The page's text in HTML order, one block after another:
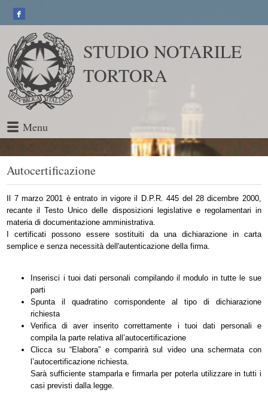
STUDIO NOTARILE
TORTORA
Menu
Autocertificazione
Il 7 marzo 2001 è entrato in vigore il D.P.R. 445 del 28 dicembre 2000,
recante il Testo Unico delle disposizioni legislative e regolamentari in
materia di documentazione amministrativa.
I certificati possono essere sostituiti da una dichiarazione in carta
semplice e senza necessità dell'autenticazione della firma.
Inserisci i tuoi dati personali compilando il modulo in tutte le sue
parti
Spunta il quadratino corrispondente al tipo di dichiarazione
richiesta
Verifica di aver inserito correttamente i tuoi dati personali e
compila la parte relativa all’autocertificazione
Clicca su “Elabora” e comparirà sul video una schermata con
l’autocertificazione richiesta.
Sarà sufficiente stamparla e firmarla per poterla utilizzare in tutti i
casi previsti dalla legge.